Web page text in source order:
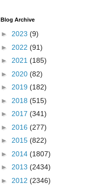
Blog Archive
► 2023 (9)
► 2022 (91)
► 2021 (185)
► 2020 (82)
► 2019 (182)
► 2018 (515)
► 2017 (341)
► 2016 (277)
► 2015 (822)
► 2014 (1807)
► 2013 (2434)
► 2012 (2346)